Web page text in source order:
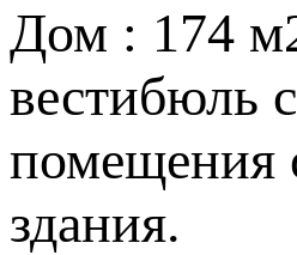
Дом : 174
вестибюль
помещения
здания.